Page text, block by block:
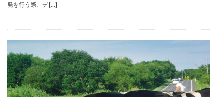
発を行う際、デ […]